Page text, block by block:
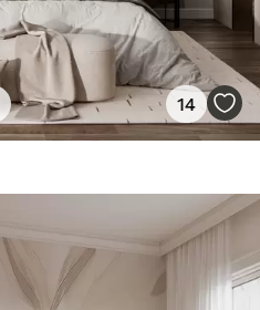
14